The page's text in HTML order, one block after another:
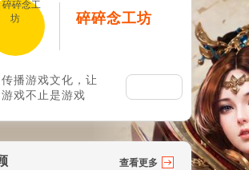
碎碎念工坊
传播游戏文化，让
游戏不止是游戏
查看更多